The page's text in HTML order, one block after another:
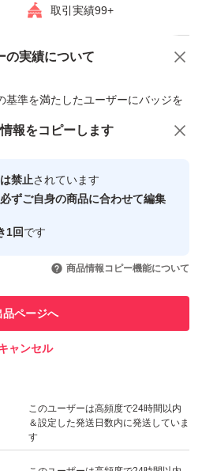
緩衝材で包み
ます
から空いている状態です
します
場合、
となります
取引実績99+
の実績について
基準を満たしたユーザーにバッジを
心・安全なユーザーです
引を完了させた実績があります
での取引実績があります
このユーザーは高頻度で24時間以内
＆設定した発送日数内に発送していま
す
商品への質問
報をコピーします
禁止されています
必ずご自身の商品に合わせて編集
1回です
商品情報コピー機能について
品ページへ
ャンセル
ススメ